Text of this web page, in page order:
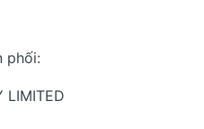
phối:
LIMITED